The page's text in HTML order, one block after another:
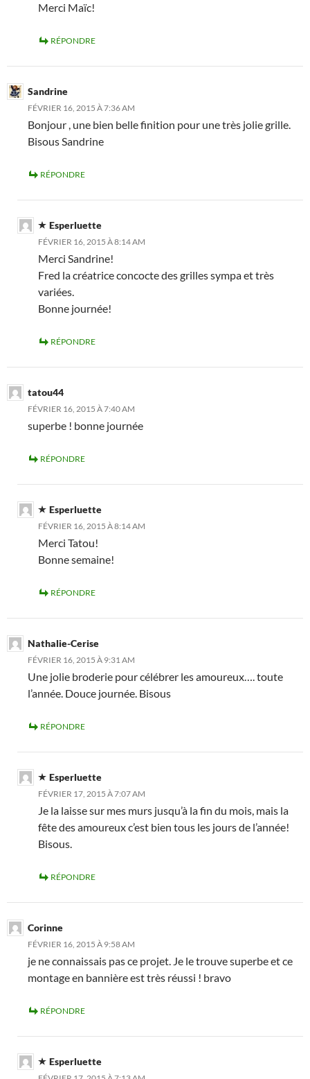
Merci Maïc!
RÉPONDRE
Sandrine
FÉVRIER 16, 2015 À 7:36 AM
Bonjour , une bien belle finition pour une très jolie grille.
Bisous Sandrine
RÉPONDRE
Esperluette
FÉVRIER 16, 2015 À 8:14 AM
Merci Sandrine!
Fred la créatrice concocte des grilles sympa et très
variées.
Bonne journée!
RÉPONDRE
tatou44
FÉVRIER 16, 2015 À 7:40 AM
superbe ! bonne journée
RÉPONDRE
Esperluette
FÉVRIER 16, 2015 À 8:14 AM
Merci Tatou!
Bonne semaine!
RÉPONDRE
Nathalie-Cerise
FÉVRIER 16, 2015 À 9:31 AM
Une jolie broderie pour célébrer les amoureux…. toute
l’année. Douce journée. Bisous
RÉPONDRE
Esperluette
FÉVRIER 17, 2015 À 7:07 AM
Je la laisse sur mes murs jusqu’à la fin du mois, mais la
fête des amoureux c’est bien tous les jours de l’année!
Bisous.
RÉPONDRE
Corinne
FÉVRIER 16, 2015 À 9:58 AM
je ne connaissais pas ce projet. Je le trouve superbe et ce
montage en bannière est très réussi ! bravo
RÉPONDRE
Esperluette